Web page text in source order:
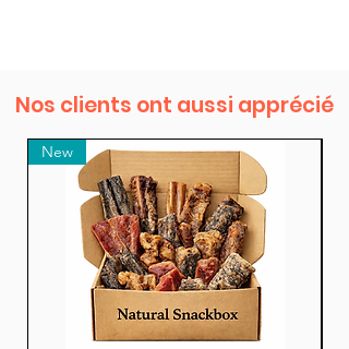
Nos clients ont aussi apprécié
New